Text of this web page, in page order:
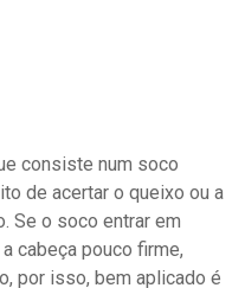
consiste num soco
de acertar o queixo ou a
Se o soco entrar em
cabeça pouco firme,
por isso, bem aplicado é